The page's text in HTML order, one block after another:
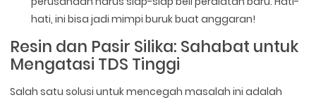
hati, ini bisa jadi mimpi buruk buat anggaran!
Resin dan Pasir Silika: Sahabat untuk
Mengatasi TDS Tinggi
Salah satu solusi untuk mencegah masalah ini adalah